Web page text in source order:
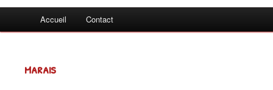
Accueil Contact
marais